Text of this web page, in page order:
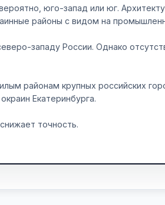
юго-запад или юг.
районы с видом на
западу России. Однако
районам крупных российских
Екатеринбурга.
точность.